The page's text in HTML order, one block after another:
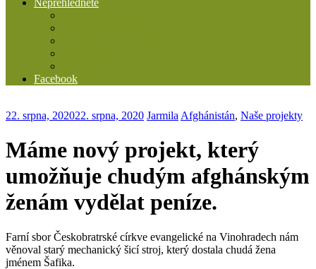
Nepřehlédněte
Facebook
22. srpna, 202022. srpna, 2020 Jarmila Afghánistán, Naše projekty
Máme nový projekt, který
umožňuje chudým afghánským
ženám vydělat peníze.
Farní sbor Českobratrské církve evangelické na Vinohradech nám
věnoval starý mechanický šicí stroj, který dostala chudá žena
jménem Šafika.